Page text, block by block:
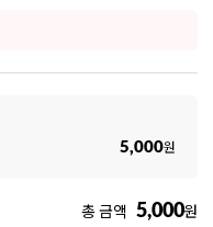
5,000원
총 금액 5,000원